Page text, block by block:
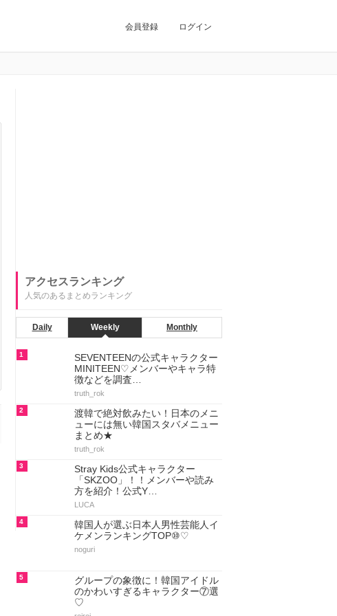
会員登録 ログイン
アクセスランキング
人気のあるまとめランキング
Daily Weekly Monthly
1
SEVENTEENの公式キャラクター
MINITEEN♡メンバーやキャラ特
徴などを調査…
truth_rok
2
渡韓で絶対飲みたい！日本のメニ
ューには無い韓国スタバメニュー
まとめ★
truth_rok
3
Stray Kids公式キャラクター
「SKZOO」！！メンバーや読み
方を紹介！公式Y…
LUCA
4
韓国人が選ぶ日本人男性芸能人イ
ケメンランキングTOP⑩♡
noguri
5
グループの象徴に！韓国アイドル
のかわいすぎるキャラクター⑦選
♡